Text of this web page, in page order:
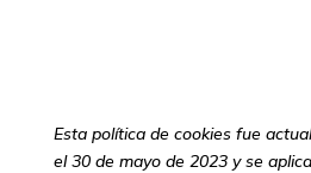
Esta política de cookies fue
el 30 de mayo de 2023 y se